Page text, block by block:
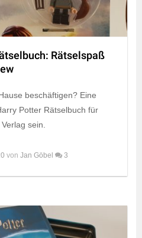
Rätselspaß
beschäftigen? Eine
Potter Rätselbuch für
sein.
von Jan Göbel 3